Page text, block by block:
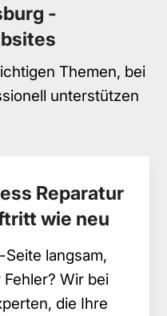
-
Themen, bei
unterstützen
Reparatur
wie neu
langsam,
Wir bei
die Ihre